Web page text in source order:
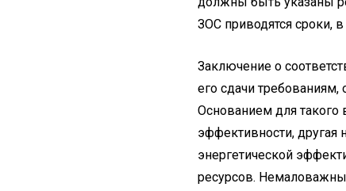
ЗОС приводятся сроки,
Заключение о
его сдачи
Основанием для такого
эффективности,
энергетической
ресурсов.